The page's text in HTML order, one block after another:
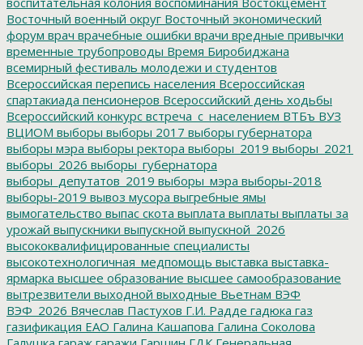
Восточный военный округ Восточный экономический
форум врач врачебные ошибки врачи вредные привычки
временные трубопроводы Время Биробиджана
всемирный фестиваль молодежи и студентов
Всероссийская перепись населения Всероссийская
спартакиада пенсионеров Всероссийский день ходьбы
Всероссийский конкурс встреча_с_населением ВТБъ ВУЗ
ВЦИОМ выборы выборы 2017 выборы губернатора
выборы мэра выборы ректора выборы_2019 выборы_2021
выборы_2026 выборы_губернатора
выборы_депутатов_2019 выборы_мэра выборы-2018
выборы-2019 вывоз мусора выгребные ямы
вымогательство выпас скота выплата выплаты выплаты за
урожай выпускники выпускной выпускной_2026
высококвалифицированные специалисты
высокотехнологичная_медпомощь выставка выставка-
ярмарка высшее образование высшее самообразование
вытрезвители выходной выходные Вьетнам ВЭФ
ВЭФ_2026 Вячеслав Пастухов Г.И. Радде гадюка газ
газификация ЕАО Галина Кашапова Галина Соколова